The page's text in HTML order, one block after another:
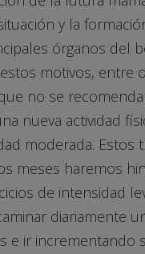
y la
órganos del
motivos, entre
no se
nueva actividad
moderada. Estos
meses haremos
de intensidad
diariamente
e ir incrementando